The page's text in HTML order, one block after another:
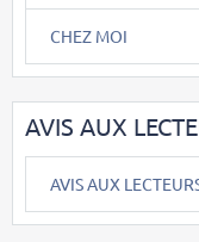
CHEZ MOI
AVIS AUX
AVIS AUX